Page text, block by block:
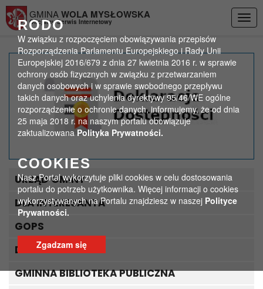
RODO
W związku z rozpoczęciem obowiązywania przepisów
Rozporządzenia Parlamentu Europejskiego i Rady Unii
Europejskiej 2016/679 z dnia 27 kwietnia 2016 r. w sprawie
ochrony osób fizycznych w związku z przetwarzaniem
danych osobowych i w sprawie swobodnego przepływu
takich danych oraz uchylenia dyrektywy 95/46/WE ogólne
rozporządzenie o ochronie danych, informujemy, że od dnia
25 maja 2018 r. na naszym portalu obowiązuje
zaktualizowanaPolityka Prywatności.
COOKIES
Nasz Portal wykorzytuje pliki cookies w celu dostosowania
portalu do potrzeb użytkownika. Więcej informacji o cookies
wykorzystywanych na Portalu znajdziesz w naszej Polityce
Prywatności.
Zgadzam się
GMINA WOLA MYSŁOWSKA
Oficjalny Serwis Internetowy
Aktualności-KRC
Strona główna > Aktualności-KRC
URZĄD GMINY
DLA INTERESANTA
GOPS
DLA TURYSTY
GMINNA BIBLIOTEKA PUBLICZNA